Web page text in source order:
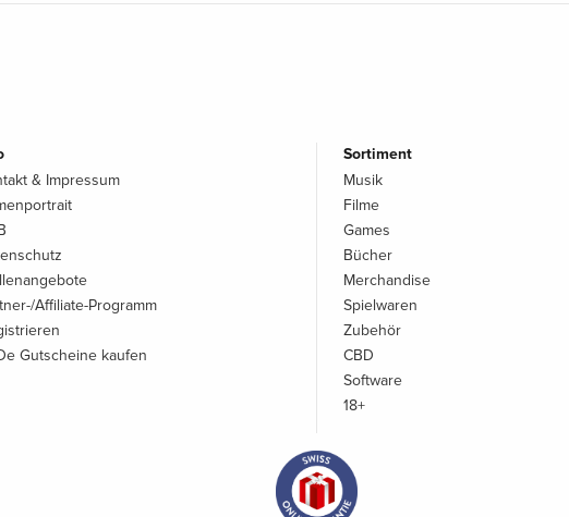
& Impressum
Affiliate-Programm
Gutscheine kaufen
Sortiment
Musik
Filme
Games
Bücher
Merchandise
Spielwaren
Zubehör
CBD
Software
18+